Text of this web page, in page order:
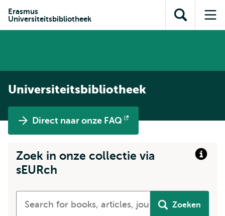
inhoud
Direct naar
subnavigatie
Erasmus
Universiteitsbibliotheek
Toon
zoekveld
Universiteitsbibliotheek
Direct naar onze FAQ
Opent
Zoek in onze collectie via
sEURch
onze
Zoeken